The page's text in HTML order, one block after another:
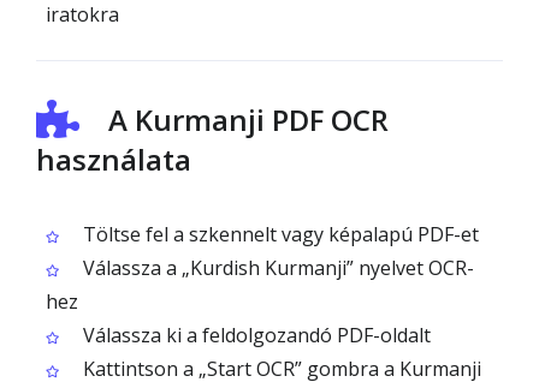
iratokra
A Kurmanji PDF OCR
használata
Töltse fel a szkennelt vagy képalapú PDF-et
Válassza a „Kurdish Kurmanji” nyelvet OCR-
hez
Válassza ki a feldolgozandó PDF-oldalt
Kattintson a „Start OCR” gombra a Kurmanji